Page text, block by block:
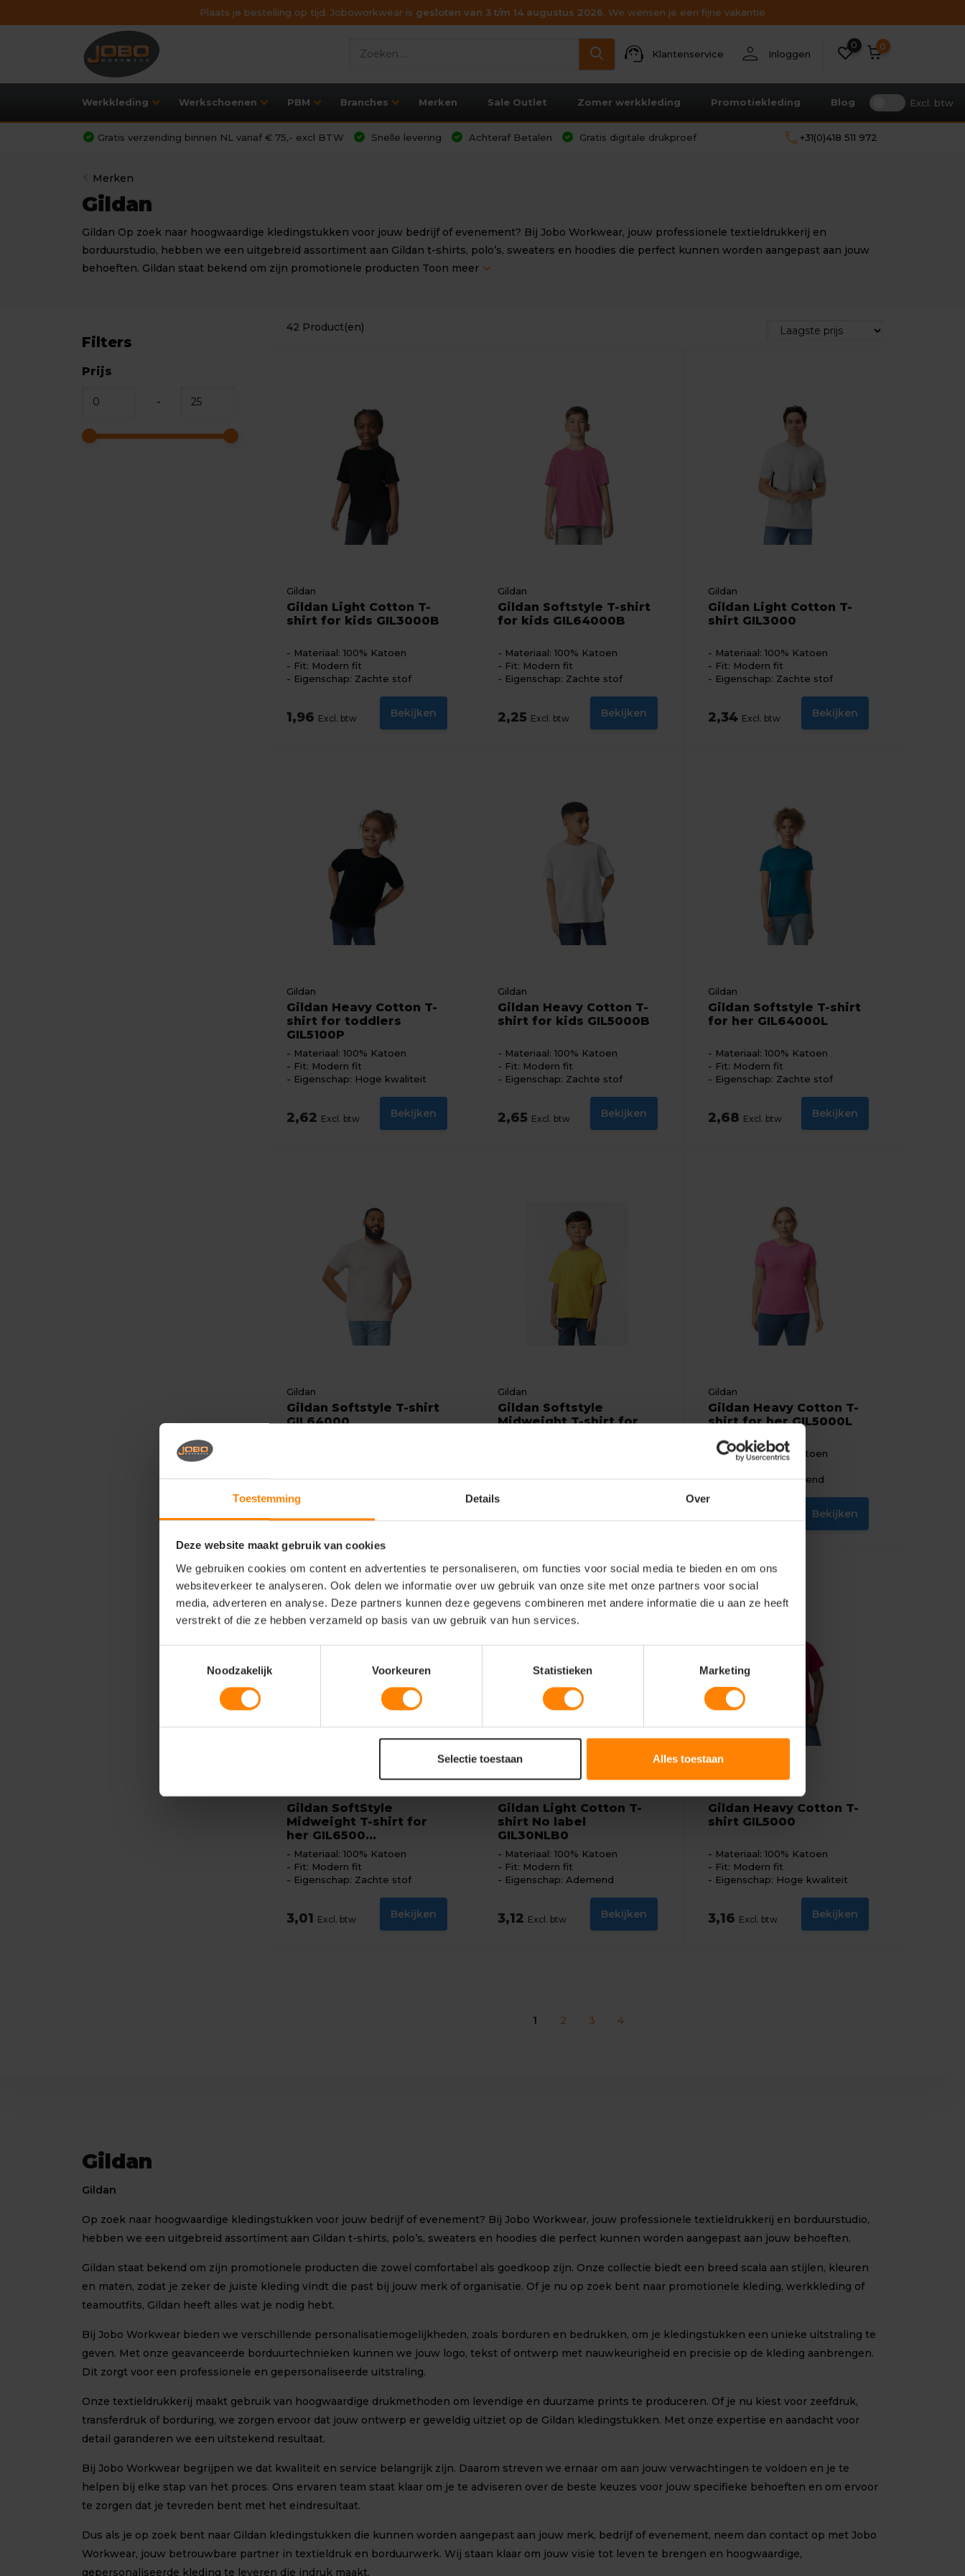
Toestemming Details Over
Deze website maakt gebruik van cookies
We gebruiken cookies om content en advertenties te personaliseren, om functies voor social media te bieden en om ons
websiteverkeer te analyseren. Ook delen we informatie over uw gebruik van onze site met onze partners voor social
media, adverteren en analyse. Deze partners kunnen deze gegevens combineren met andere informatie die u aan ze heeft
verstrekt of die ze hebben verzameld op basis van uw gebruik van hun services.
Noodzakelijk
Voorkeuren Statistieken Marketing
Selectie toestaan Alles toestaan
Plaats je bestelling op tijd. Joboworkwear is gesloten van 3 t/m 14 augustus 2026. We wensen je een fijne vakantie
support_agent Klantenservice person Inloggen
0 0
Werkkleding Werkschoenen PBM Branches Merken Sale Outlet Zomer werkkleding Promotiekleding Blog Excl. btw
Gratis verzending binnen NL vanaf € 75,- excl BTW Snelle levering Achteraf Betalen Gratis digitale drukproef call +31(0)418 511 972
Merken
Gildan
Gildan Op zoek naar hoogwaardige kledingstukken voor jouw bedrijf of evenement? Bij Jobo Workwear, jouw professionele textieldrukkerij en
borduurstudio, hebben we een uitgebreid assortiment aan Gildan t-shirts, polo’s, sweaters en hoodies die perfect kunnen worden aangepast aan jouw
behoeften. Gildan staat bekend om zijn promotionele producten Toon meer
Filters
Prijs
-
Bekijk alle resultaten
42 Product(en)
Gildan
Gildan Light Cotton T-
shirt for kids GIL3000B
Materiaal: 100% Katoen
Fit: Modern fit
Eigenschap: Zachte stof
1,96 Excl. btw Bekijken
Gildan
Gildan Softstyle T-shirt
for kids GIL64000B
Materiaal: 100% Katoen
Fit: Modern fit
Eigenschap: Zachte stof
2,25 Excl. btw Bekijken
Gildan
Gildan Light Cotton T-
shirt GIL3000
Materiaal: 100% Katoen
Fit: Modern fit
Eigenschap: Zachte stof
2,34 Excl. btw Bekijken
Gildan
Gildan Heavy Cotton T-
shirt for toddlers
GIL5100P
Materiaal: 100% Katoen
Fit: Modern fit
Eigenschap: Hoge kwaliteit
2,62 Excl. btw Bekijken
Gildan
Gildan Heavy Cotton T-
shirt for kids GIL5000B
Materiaal: 100% Katoen
Fit: Modern fit
Eigenschap: Zachte stof
2,65 Excl. btw Bekijken
Gildan
Gildan Softstyle T-shirt
for her GIL64000L
Materiaal: 100% Katoen
Fit: Modern fit
Eigenschap: Zachte stof
2,68 Excl. btw Bekijken
Gildan
Gildan Softstyle T-shirt
GIL64000
Eigenschap: Zachte stof
2,68Excl. btw
Gildan
Gildan Softstyle
Midweight T-shirt for
Eigenschap: Zachte stof
2,74Excl. btw
Gildan
Gildan Heavy Cotton T-
shirt for her GIL5000L
Materiaal: 100% Katoen
Eigenschap: Ademend
2,91Excl. btw Bekijken
Gildan SoftStyle
Midweight T-shirt for
her GIL6500...
Materiaal: 100% Katoen
Fit: Modern fit
Eigenschap: Zachte stof
3,01 Excl. btw Bekijken
Gildan Light Cotton T-
shirt No label
GIL30NLB0
Materiaal: 100% Katoen
Fit: Modern fit
Eigenschap: Ademend
3,12 Excl. btw Bekijken
Gildan Heavy Cotton T-
shirt GIL5000
Materiaal: 100% Katoen
Fit: Modern fit
Eigenschap: Hoge kwaliteit
3,16 Excl. btw Bekijken
1 2 3 4
Gildan
Gildan
Op zoek naar hoogwaardige kledingstukken voor jouw bedrijf of evenement? Bij Jobo Workwear, jouw professionele textieldrukkerij en borduurstudio,
hebben we een uitgebreid assortiment aan Gildan t-shirts, polo’s, sweaters en hoodies die perfect kunnen worden aangepast aan jouw behoeften.
Gildan staat bekend om zijn promotionele producten die zowel comfortabel als goedkoop zijn. Onze collectie biedt een breed scala aan stijlen, kleuren
en maten, zodat je zeker de juiste kleding vindt die past bij jouw merk of organisatie. Of je nu op zoek bent naar promotionele kleding, werkkleding of
teamoutfits, Gildan heeft alles wat je nodig hebt.
Bij Jobo Workwear bieden we verschillende personalisatiemogelijkheden, zoals borduren en bedrukken, om je kledingstukken een unieke uitstraling te
geven. Met onze geavanceerde borduurtechnieken kunnen we jouw logo, tekst of ontwerp met nauwkeurigheid en precisie op de kleding aanbrengen.
Dit zorgt voor een professionele en gepersonaliseerde uitstraling.
Onze textieldrukkerij maakt gebruik van hoogwaardige drukmethoden om levendige en duurzame prints te produceren. Of je nu kiest voor zeefdruk,
transferdruk of borduring, we zorgen ervoor dat jouw ontwerp er geweldig uitziet op de Gildan kledingstukken. Met onze expertise en aandacht voor
detail garanderen we een uitstekend resultaat.
Bij Jobo Workwear begrijpen we dat kwaliteit en service belangrijk zijn. Daarom streven we ernaar om aan jouw verwachtingen te voldoen en je te
helpen bij elke stap van het proces. Ons ervaren team staat klaar om je te adviseren over de beste keuzes voor jouw specifieke behoeften en om ervoor
te zorgen dat je tevreden bent met het eindresultaat.
Dus als je op zoek bent naar Gildan kledingstukken die kunnen worden aangepast aan jouw merk, bedrijf of evenement, neem dan contact op met Jobo
Workwear, jouw betrouwbare partner in textieldruk en borduurwerk. Wij staan klaar om jouw visie tot leven te brengen en hoogwaardige,
gepersonaliseerde kleding te leveren die indruk maakt.